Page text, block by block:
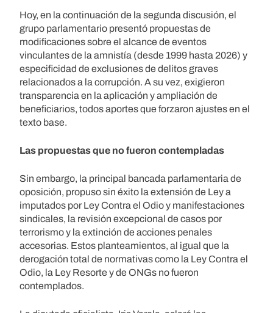
Hoy, en la continuación de la segunda discusión, el
grupo parlamentario presentó propuestas de
modificaciones sobre el alcance de eventos
vinculantes de la amnistía (desde 1999 hasta 2026) y
especificidad de exclusiones de delitos graves
relacionados a la corrupción. A su vez, exigieron
transparencia en la aplicación y ampliación de
beneficiarios, todos aportes que forzaron ajustes en el
texto base.
Las propuestas que no fueron contempladas
Sin embargo, la principal bancada parlamentaria de
oposición, propuso sin éxito la extensión de Ley a
imputados por Ley Contra el Odio y manifestaciones
sindicales, la revisión excepcional de casos por
terrorismo y la extinción de acciones penales
accesorias. Estos planteamientos, al igual que la
derogación total de normativas como la Ley Contra el
Odio, la Ley Resorte y de ONGs no fueron
contemplados.